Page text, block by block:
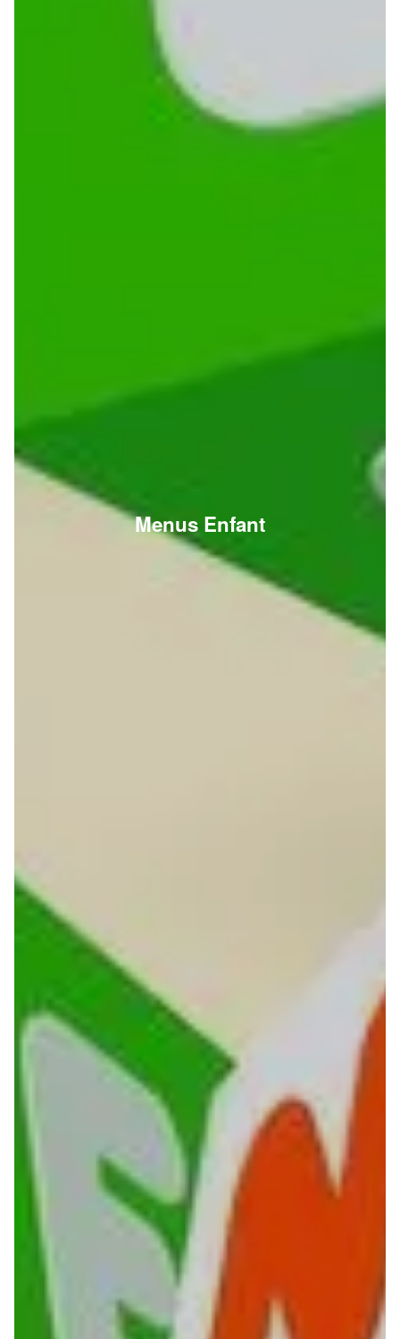
Menus Enfant